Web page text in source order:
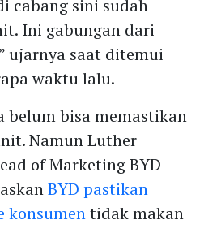
cabang sini sudah
Ini gabungan dari
ujarnya saat ditemui
waktu lalu.
belum bisa memastikan
Namun Luther
of Marketing BYD
BYD pastikan
konsumentidak makan